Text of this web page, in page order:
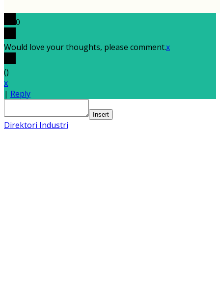
0
Would love your thoughts, please comment.x
()
x
| Reply
Insert
Direktori Industri